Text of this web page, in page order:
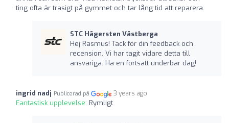
ting ofta är trasigt på gymmet och tar lång tid att reparera.
STC Hägersten Västberga
Hej Rasmus! Tack för din feedback och
recension. Vi har tagit vidare detta till
ansvariga. Ha en fortsatt underbar dag!
ingrid nadj Publicerad på 3 years ago
Fantastisk upplevelse: Rymligt